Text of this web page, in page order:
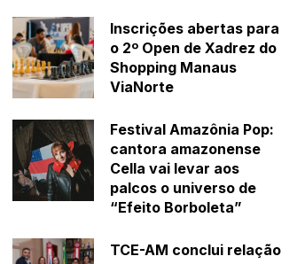
Inscrições abertas para
o 2º Open de Xadrez do
Shopping Manaus
ViaNorte
Festival Amazônia Pop:
cantora amazonense
Cella vai levar aos
palcos o universo de
“Efeito Borboleta”
TCE-AM conclui relação